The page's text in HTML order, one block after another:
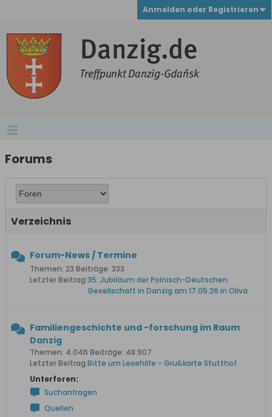
Anmelden oder Registrieren
Forums
Verzeichnis
Forum-News / Termine
Themen: 23 Beiträge: 333
Letzter Beitrag:35. Jubiläum der Polnisch-Deutschen
Gesellschaft in Danzig am 17.05.26 in Oliva
Familiengeschichte und -forschung im Raum
Danzig
Themen: 4.046 Beiträge: 48.907
Letzter Beitrag:Bitte um Lesehilfe - Grußkarte Stutthof
Unterforen:
Suchanfragen
Quellen